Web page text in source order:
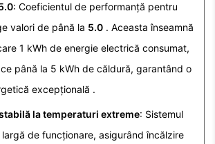
: Coeficientul de performanță pentru
valori de până la 5.0 . Aceasta înseamnă
1 kWh de energie electrică consumat,
până la 5 kWh de căldură, garantând o
excepțională .
la temperaturi extreme: Sistemul
de funcționare, asigurând încălzire